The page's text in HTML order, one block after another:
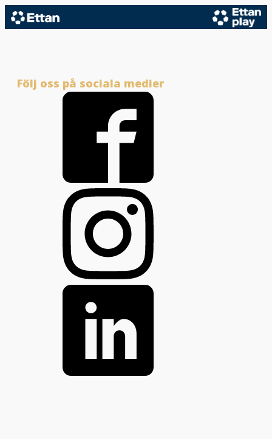
Följ oss på sociala medier